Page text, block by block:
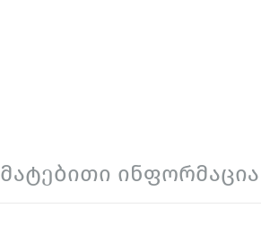
Ინფორმაცია